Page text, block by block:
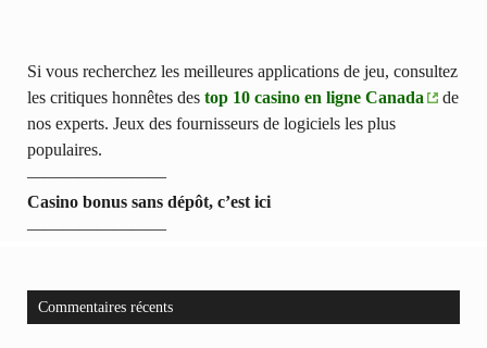
Si vous recherchez les meilleures applications de jeu, consultez
les critiques honnêtes des top 10 casino en ligne Canada
de
nos experts. Jeux des fournisseurs de logiciels les plus
populaires.
————————
Casino bonus sans dépôt, c’est ici
————————
Commentaires récents